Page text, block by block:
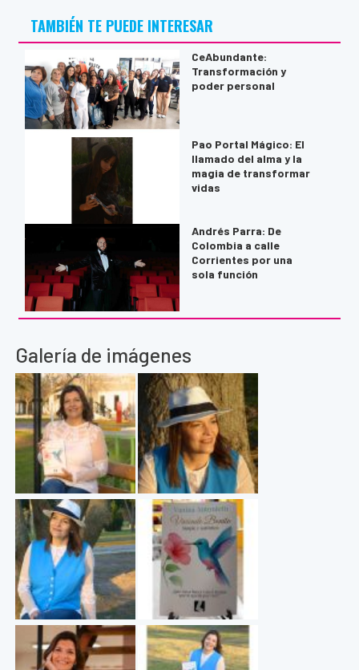
TAMBIÉN TE PUEDE INTERESAR
CeAbundante:
Transformación y
poder personal
Pao Portal Mágico: El
llamado del alma y la
magia de transformar
vidas
Andrés Parra: De
Colombia a calle
Corrientes por una
sola función
Galería de imágenes